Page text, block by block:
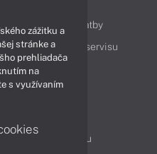
doručenia a platby
služby Cenník servisu
Reklamácia tovaru
zážitku a
stránke a
prehliadača
na
s využívaním